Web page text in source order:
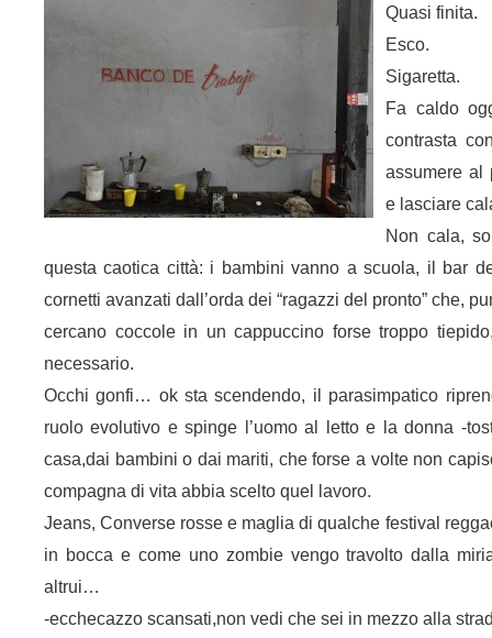
Quasi finita.
Esco.
Sigaretta.
Fa caldo
contrasta
assumere al
e lasciare
Non cala,
questa caotica città: i bambini vanno a scuola, il bar
cornetti avanzati dall’orda dei “ragazzi del pronto” che,
cercano coccole in un cappuccino forse troppo
necessario.
Occhi gonfi… ok sta scendendo, il parasimpatico
ruolo evolutivo e spinge l’uomo al letto e la donna -
casa,dai bambini o dai mariti, che forse a volte non
compagna di vita abbia scelto quel lavoro.
Jeans, Converse rosse e maglia di qualche festival
in bocca e come uno zombie vengo travolto dalla
altrui…
-ecchecazzo scansati,non vedi che sei in mezzo alla